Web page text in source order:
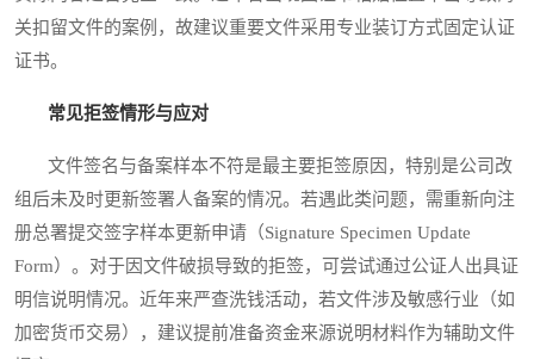
关扣留文件的案例，故建议重要文件采用专业装订方式固定认证
证书。
常见拒签情形与应对
文件签名与备案样本不符是最主要拒签原因，特别是公司改
组后未及时更新签署人备案的情况。若遇此类问题，需重新向注
册总署提交签字样本更新申请（Signature Specimen Update
Form）。对于因文件破损导致的拒签，可尝试通过公证人出具证
明信说明情况。近年来严查洗钱活动，若文件涉及敏感行业（如
加密货币交易），建议提前准备资金来源说明材料作为辅助文件